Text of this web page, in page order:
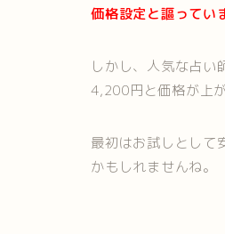
価格設定と謳ってい
しかし、人気な占
4,200円と価格が上
最初はお試しとして
かもしれませんね。